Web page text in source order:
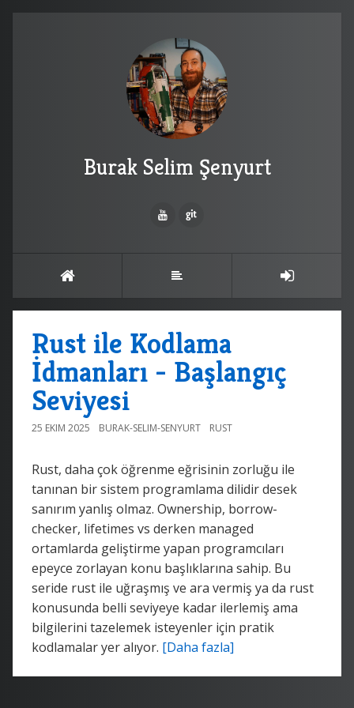
Burak Selim Şenyurt
Rust ile Kodlama
İdmanları - Başlangıç
Seviyesi
25 EKIM 2025 BURAK-SELIM-SENYURT RUST
Rust, daha çok öğrenme eğrisinin zorluğu ile
tanınan bir sistem programlama dilidir desek
sanırım yanlış olmaz. Ownership, borrow-
checker, lifetimes vs derken managed
ortamlarda geliştirme yapan programcıları
epeyce zorlayan konu başlıklarına sahip. Bu
seride rust ile uğraşmış ve ara vermiş ya da rust
konusunda belli seviyeye kadar ilerlemiş ama
bilgilerini tazelemek isteyenler için pratik
kodlamalar yer alıyor. [Daha fazla]